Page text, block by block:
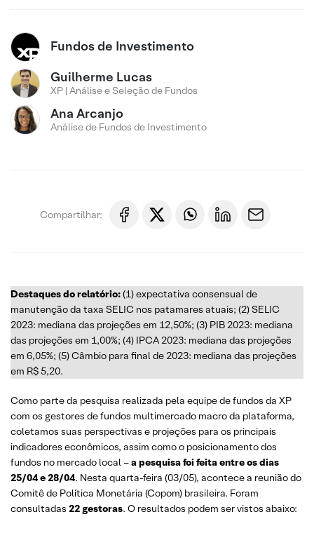
Fundos de Investimento
Guilherme Lucas
XP | Análise e Seleção de Fundos
Ana Arcanjo
Análise de Fundos de Investimento
Compartilhar:
Destaques do relatório:(1) expectativa consensual de
manutenção da taxa SELIC nos patamares atuais; (2) SELIC
2023: mediana das projeções em 12,50%; (3) PIB 2023: mediana
das projeções em 1,00%; (4) IPCA 2023: mediana das projeções
em 6,05%; (5) Câmbio para final de 2023: mediana das projeções
em R$ 5,20.
Como parte da pesquisa realizada pela equipe de fundos da XP
com os gestores de fundos multimercado macro da plataforma,
coletamos suas perspectivas e projeções para os principais
indicadores econômicos, assim como o posicionamento dos
fundos no mercado local –a pesquisa foi feita entre os dias
25/04 e 28/04. Nesta quarta-feira (03/05), acontece a reunião do
Comitê de Política Monetária (Copom) brasileira. Foram
consultadas 22 gestoras. O resultados podem ser vistos abaixo: